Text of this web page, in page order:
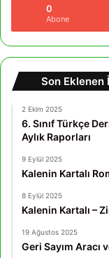
0
Abone
Son Eklenen
2 Ekim 2025
6. Sınıf Türkçe
Aylık Raporları
9 Eylül 2025
Kalenin Kartalı
8 Eylül 2025
Kalenin Kartalı –
19 Ağustos 2025
Geri Sayım Aracı